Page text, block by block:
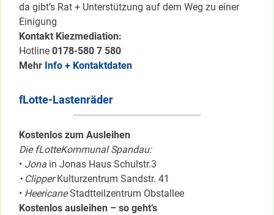
da gibt’s Rat + Unterstützung auf dem Weg zu einer
Einigung
Kontakt Kiezmediation:
Hotline 0178-580 7 580
Mehr Info + Kontaktdaten
fLotte-Lastenräder
Kostenlos zum Ausleihen
Die fLotteKommunal Spandau:
• Jona in Jonas Haus Schulstr.3
• ClipperKulturzentrum Sandstr. 41
• HeericaneStadtteilzentrum Obstallee
Kostenlos ausleihen – so geht’s